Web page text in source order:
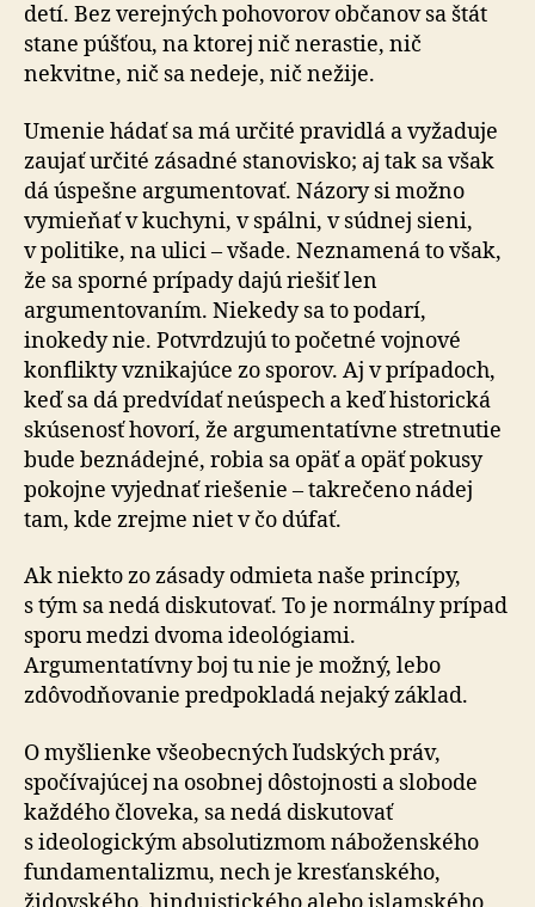
detí. Bez verejných pohovorov občanov sa štát
stane púšťou, na ktorej nič nerastie, nič
nekvitne, nič sa nedeje, nič nežije.
Umenie hádať sa má určité pravidlá a vyžaduje
zaujať určité zásadné stanovisko; aj tak sa však
dá úspešne argumentovať. Názory si možno
vymieňať v kuchyni, v spálni, v súdnej sieni,
v politike, na ulici – všade. Neznamená to však,
že sa sporné prípady dajú riešiť len
argumentovaním. Niekedy sa to podarí,
inokedy nie. Potvrdzujú to početné vojnové
konflikty vznikajúce zo sporov. Aj v prípadoch,
keď sa dá predvídať neúspech a keď historická
skúsenosť hovorí, že argumentatívne stretnutie
bude beznádejné, robia sa opäť a opäť pokusy
pokojne vyjednať riešenie – takrečeno nádej
tam, kde zrejme niet v čo dúfať.
Ak niekto zo zásady odmieta naše princípy,
s tým sa nedá diskutovať. To je normálny prípad
sporu medzi dvoma ideológiami.
Argumentatívny boj tu nie je možný, lebo
zdôvodňovanie predpokladá nejaký základ.
O myšlienke všeobecných ľudských práv,
spočívajúcej na osobnej dôstojnosti a slobode
každého človeka, sa nedá diskutovať
s ideologickým absolutizmom náboženského
fundamentalizmu, nech je kresťanského,